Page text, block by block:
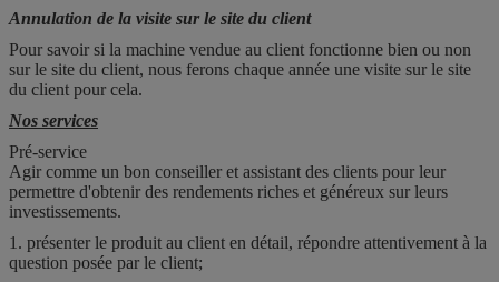
Annulation de la visite sur le site du client
Pour savoir si la machine vendue au client fonctionne bien ou non
sur le site du client, nous ferons chaque année une visite sur le site
du client pour cela.
Nos services
Pré-service
Agir comme un bon conseiller et assistant des clients pour leur
permettre d'obtenir des rendements riches et généreux sur leurs
investissements.
1. présenter le produit au client en détail, répondre attentivement à la
question posée par le client;